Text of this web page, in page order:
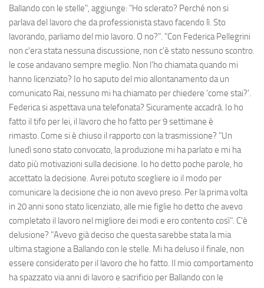
Ballando con le stelle", aggiunge: "Ho sclerato? Perché non si
parlava del lavoro che da professionista stavo facendo lì. Sto
lavorando, parliamo del mio lavoro. O no?". "Con Federica Pellegrini
non c'era stata nessuna discussione, non c'è stato nessuno scontro.
le cose andavano sempre meglio. Non l'ho chiamata quando mi
hanno licenziato? Io ho saputo del mio allontanamento da un
comunicato Rai, nessuno mi ha chiamato per chiedere 'come stai?'.
Federica si aspettava una telefonata? Sicuramente accadrà. Io ho
fatto il tifo per lei, il lavoro che ho fatto per 9 settimane è
rimasto. Come si è chiuso il rapporto con la trasmissione? "Un
lunedì sono stato convocato, la produzione mi ha parlato e mi ha
dato più motivazioni sulla decisione. Io ho detto poche parole, ho
accettato la decisione. Avrei potuto scegliere io il modo per
comunicare la decisione che io non avevo preso. Per la prima volta
in 20 anni sono stato licenziato, alle mie figlie ho detto che avevo
completato il lavoro nel migliore dei modi e ero contento così". C'è
delusione? "Avevo già deciso che questa sarebbe stata la mia
ultima stagione a Ballando con le stelle. Mi ha deluso il finale, non
essere considerato per il lavoro che ho fatto. Il mio comportamento
ha spazzato via anni di lavoro e sacrificio per Ballando con le